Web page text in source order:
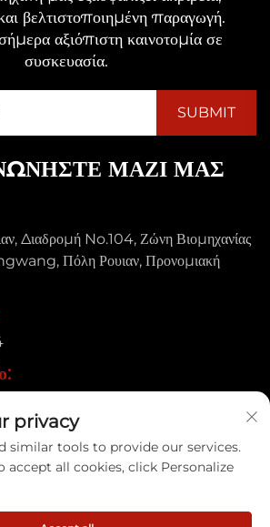
βελτιστοποιημένη παραγωγή.
αξιόπιστη καινοτομία σε
συσκευασία.
ΜΑΖΊ ΜΑΣ
Διαδρομή No.104, Ζώνη Βιομηχανίας
Πόλη Ρουιαν, Προνομιακή
ιδιοκτησίας © 2025 Ruian Xinye
Co., Ltd |
privacy
similar tools to provide our services.
accept all cookies, click Personalize